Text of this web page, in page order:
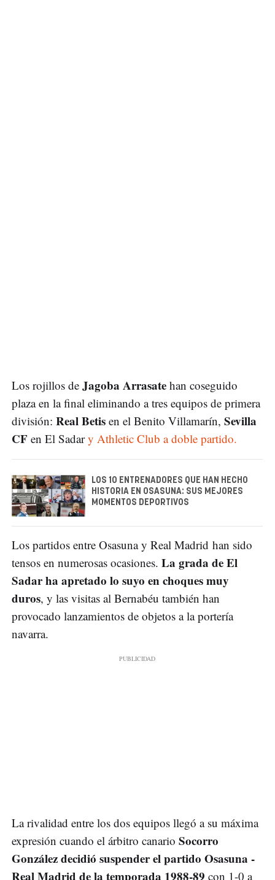
Los rojillos de Jagoba Arrasate han coseguido
plaza en la final eliminando a tres equipos de primera
división: Real Betis en el Benito Villamarín, Sevilla
CF en El Sadary Athletic Club a doble partido.
LOS 10 ENTRENADORES QUE HAN HECHO
HISTORIA EN OSASUNA: SUS MEJORES
MOMENTOS DEPORTIVOS
Los partidos entre Osasuna y Real Madrid han sido
tensos en numerosas ocasiones. La grada de El
Sadar ha apretado lo suyo en choques muy
duros, y las visitas al Bernabéu también han
provocado lanzamientos de objetos a la portería
navarra.
La rivalidad entre los dos equipos llegó a su máxima
expresión cuando el árbitro canario Socorro
González decidió suspender el partido Osasuna -
Real Madrid de la temporada 1988-89 con 1-0 a